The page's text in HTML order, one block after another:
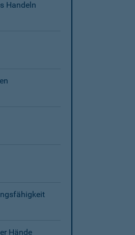
Handeln
Hände